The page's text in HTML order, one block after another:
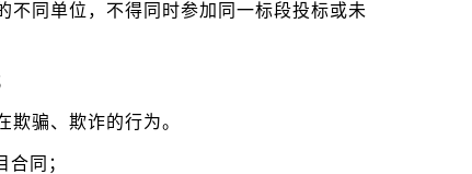
不同单位，不得同时参加同一标段投标或未
欺骗、欺诈的行为。
同；